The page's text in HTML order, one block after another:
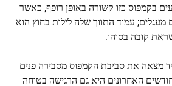
בקמפוס כזו קשורה באופן רופף, כאשר
עמוד התווך שלה לילות בחוץ הוא
קובה בסוהו.
מצאה את סביבת הקמפוס מסבירה פנים
האחרונים היא גם הרגישה בטוחה